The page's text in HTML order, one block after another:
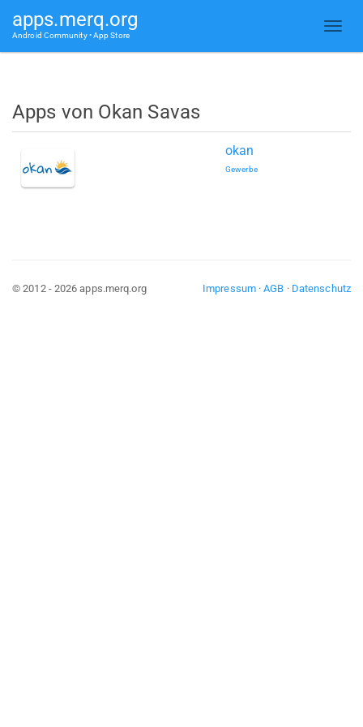
apps.merq.org
Android Community • App Store
Apps von Okan Savas
okan
Gewerbe
Impressum·AGB · Datenschutz
© 2012 - 2026 apps.merq.org